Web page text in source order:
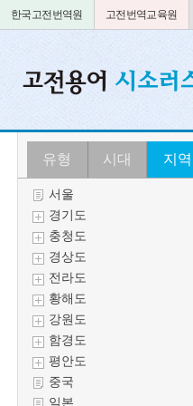
한국고전번역원 고전번역교육원
유형 시대 지역
서울
경기도
충청도
경상도
전라도
황해도
강원도
함경도
평안도
중국
일본